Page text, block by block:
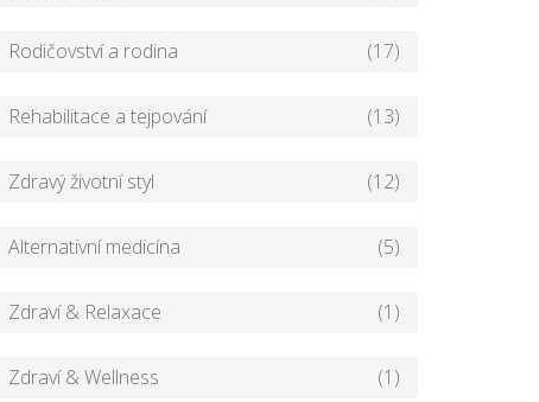
Rodičovství a rodina (17)
Rehabilitace a tejpování (13)
Zdravý životní styl (12)
Alternativní medicína (5)
Zdraví & Relaxace (1)
Zdraví & Wellness (1)